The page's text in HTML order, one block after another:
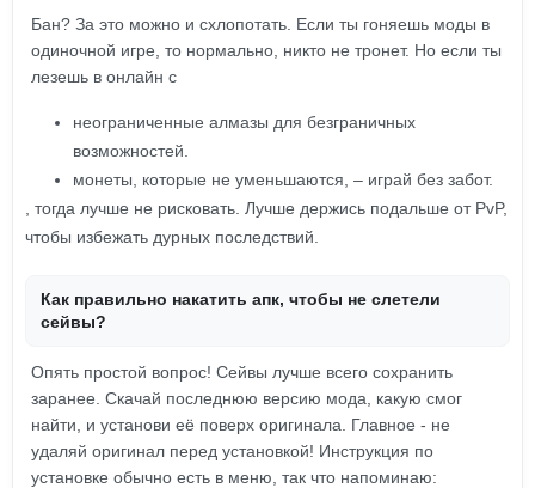
Бан? За это можно и схлопотать. Если ты гоняешь моды в
одиночной игре, то нормально, никто не тронет. Но если ты
лезешь в онлайн с
неограниченные алмазы для безграничных
возможностей.
монеты, которые не уменьшаются, – играй без забот.
, тогда лучше не рисковать. Лучше держись подальше от PvP,
чтобы избежать дурных последствий.
Как правильно накатить апк, чтобы не слетели
сейвы?
Опять простой вопрос! Сейвы лучше всего сохранить
заранее. Скачай последнюю версию мода, какую смог
найти, и установи её поверх оригинала. Главное - не
удаляй оригинал перед установкой! Инструкция по
установке обычно есть в меню, так что напоминаю: